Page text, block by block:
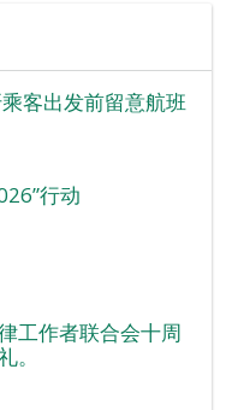
客出发前留意航班
行动
工作者联合会十周
。